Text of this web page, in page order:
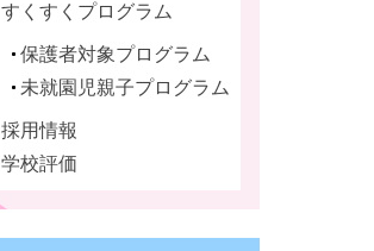
すくすくプログラム
保護者対象プログラム
未就園児親子プログラム
採用情報
学校評価